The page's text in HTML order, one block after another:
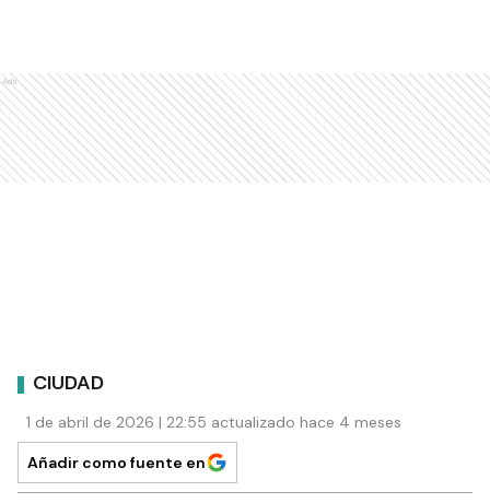
Ads
CIUDAD
1 de abril de 2026 | 22:55 actualizado hace 4 meses
Añadir como fuente en